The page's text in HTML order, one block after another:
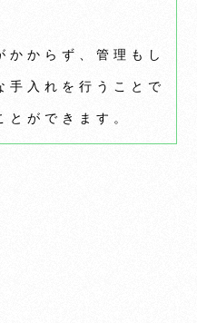
かからず、管理もし
手入れを行うことで
とができます。